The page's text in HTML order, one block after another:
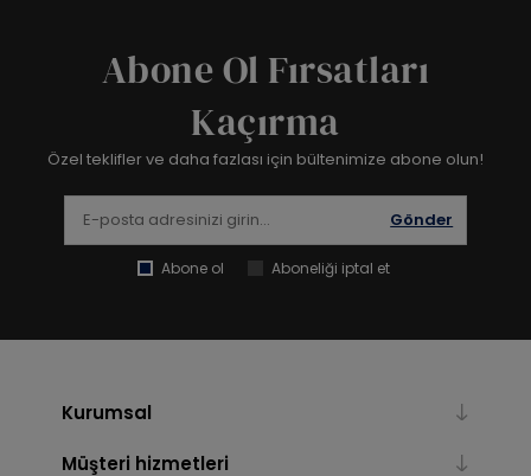
Abone Ol Fırsatları
Kaçırma
Özel teklifler ve daha fazlası için bültenimize abone olun!
Gönder
Abone ol Aboneliği iptal et
Kurumsal
Müşteri hizmetleri